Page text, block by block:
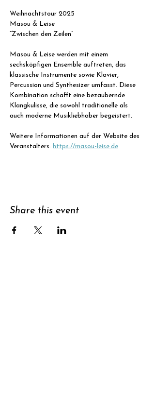
Weihnachtstour 2025
Masou & Leise
“Zwischen den Zeilen”
Masou & Leise werden mit einem
sechsköpfigen Ensemble auftreten, das
klassische Instrumente sowie Klavier,
Percussion und Synthesizer umfasst. Diese
Kombination schafft eine bezaubernde
Klangkulisse, die sowohl traditionelle als
auch moderne Musikliebhaber begeistert.
Weitere Informationen auf der Website des
Veranstalters: https://masou-leise.de
Share this event